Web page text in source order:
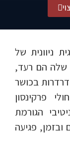
ניוונית של
שלה הם רעד,
בכושר
פרקינסון
הגורמת
ובזמן, פגיעה